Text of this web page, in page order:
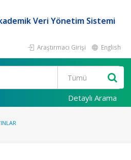
Veri Yönetim Sistemi
Araştırmacı Girişi English
Detaylı Arama